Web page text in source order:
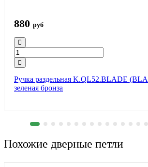
880 руб
Ручка раздельная K.QL52.BLADE
зеленая бронза
Похожие дверные петли